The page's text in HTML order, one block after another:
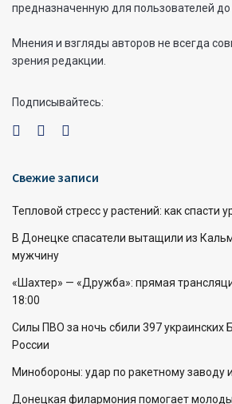
предназначенную для пользователей до
Мнения и взгляды авторов не всегда
зрения редакции.
Подписывайтесь:
Свежие записи
Тепловой стресс у растений: как спасти
В Донецке спасатели вытащили из
мужчину
«Шахтер» — «Дружба»: прямая
18:00
Силы ПВО за ночь сбили 397 украинских
России
Минобороны: удар по ракетному заводу
Донецкая филармония помогает